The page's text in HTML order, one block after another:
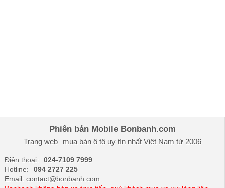
Kia Soluto AT Deluxe
Phiên bản Mobile Bonbanh.com
Trang web mua bán ô tôuy tín nhất Việt Nam từ 2006
Điện thoại:
024-7109 7999
Hotline:
094 2727 225
Email: contact@bonbanh.com